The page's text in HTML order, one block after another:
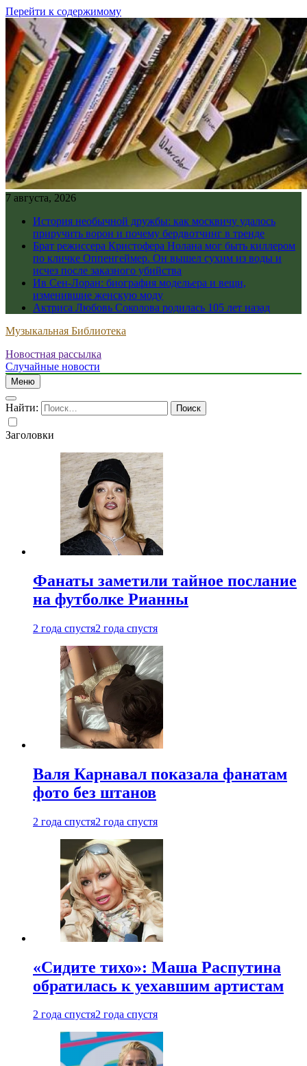
Перейти к содержимому
7 августа, 2026
История необычной дружбы: как москвичу удалось
приручить ворон и почему бердвотчинг в тренде
Брат режиссера Кристофера Нолана мог быть киллером
по кличке Оппенгеймер. Он вышел сухим из воды и
исчез после заказного убийства
Ив Сен-Лоран: биография модельера и вещи,
изменившие женскую моду
Актриса Любовь Соколова родилась 105 лет назад
Музыкальная Библиотека
Новостная рассылка
Случайные новости
Меню
Найти:
Заголовки
Фанаты заметили тайное послание
на футболке Рианны
2 года спустя2 года спустя
Валя Карнавал показала фанатам
фото без штанов
2 года спустя2 года спустя
«Сидите тихо»: Маша Распутина
обратилась к уехавшим артистам
2 года спустя2 года спустя